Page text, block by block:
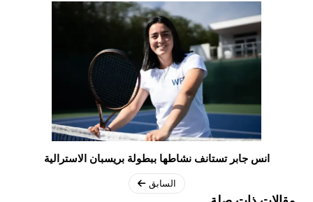
انس جابر تستانف نشاطها ببطولة بريسبان الاسترالية
السابق